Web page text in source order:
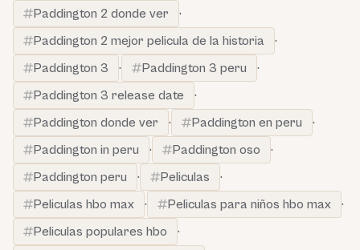
Paddington 2 donde ver
·
Paddington 2 mejor pelicula de la historia
·
Paddington 3
· Paddington 3 peru
·
Paddington 3 release date
·
Paddington donde ver
· Paddington en peru
·
Paddington in peru
· Paddington oso
·
Paddington peru
· Peliculas
·
Peliculas hbo max
· Peliculas para niños hbo max
·
Peliculas populares hbo
·